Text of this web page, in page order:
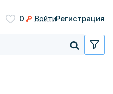
0 ВойтиРегистрация
Нажимая кнопку, вы даете
согласие на обработку
персональных данных